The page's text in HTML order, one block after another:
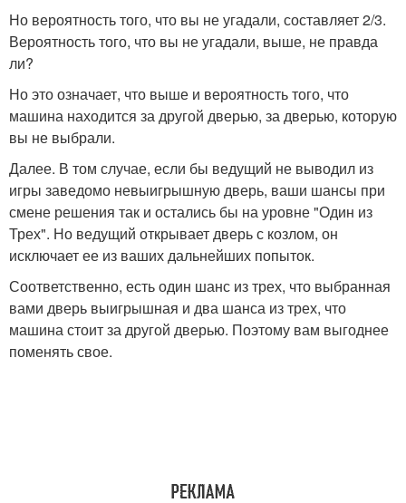
Но вероятность того, что вы не угадали, составляет 2/3.
Вероятность того, что вы не угадали, выше, не правда
ли?
Но это означает, что выше и вероятность того, что
машина находится за другой дверью, за дверью, которую
вы не выбрали.
Далее. В том случае, если бы ведущий не выводил из
игры заведомо невыигрышную дверь, ваши шансы при
смене решения так и остались бы на уровне "Один из
Трех". Но ведущий открывает дверь с козлом, он
исключает ее из ваших дальнейших попыток.
Соответственно, есть один шанс из трех, что выбранная
вами дверь выигрышная и два шанса из трех, что
машина стоит за другой дверью. Поэтому вам выгоднее
поменять свое.